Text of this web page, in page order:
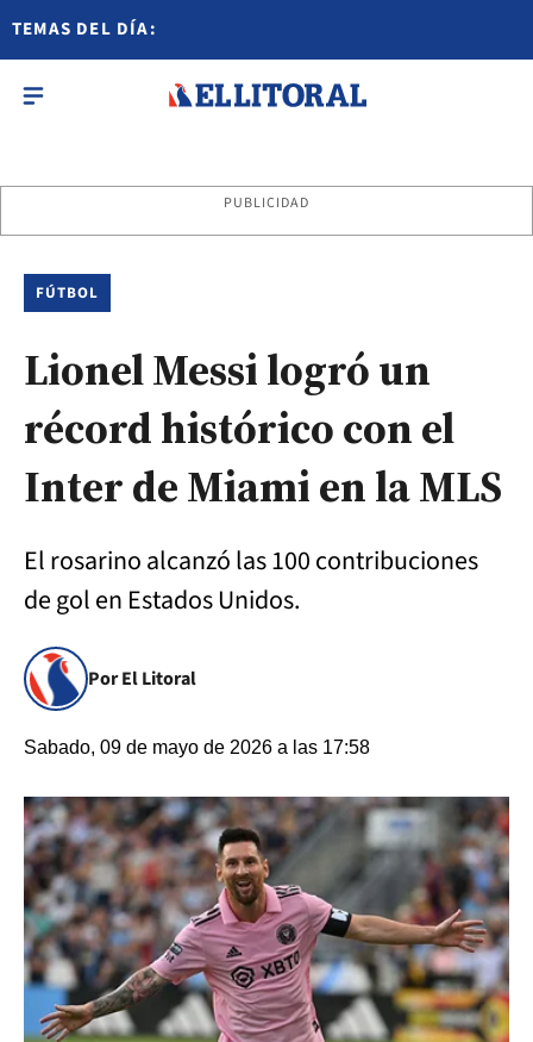
TEMAS DEL DÍA:
PUBLICIDAD
FÚTBOL
Lionel Messi logró un
récord histórico con el
Inter de Miami en la MLS
El rosarino alcanzó las 100 contribuciones
de gol en Estados Unidos.
Por El Litoral
Sabado, 09 de mayo de 2026 a las 17:58